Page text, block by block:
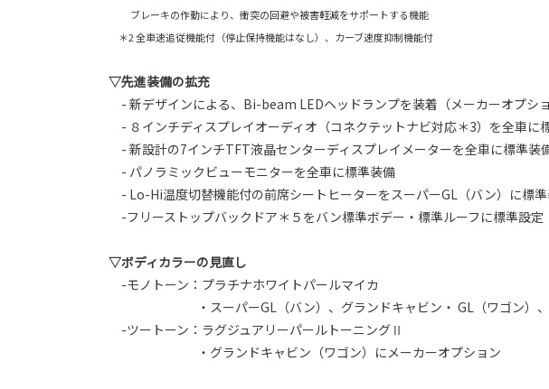
ブレーキの作動により、衝突の回避や被害軽減をサポートする機能
＊2 全車速追従機能付（停止保持機能はなし）、カーブ速度抑制機能付
▽先進装備の拡充
- 新デザインによる、Bi-beam LEDヘッドランプを装着（メーカーオプショ
- ８インチディスプレイオーディオ（コネクテットナビ対応＊3）を全車に
- 新設計の7インチTFT液晶センターディスプレイメーターを全車に標準装
- パノラミックビューモニターを全車に標準装備
- Lo-Hi温度切替機能付の前席シートヒーターをスーパーGL（バン）に標
-フリーストップバックドア＊５をバン標準ボデー・標準ルーフに標準設定
▽ボディカラーの見直し
-モノトーン：プラチナホワイトパールマイカ
・スーパーGL（バン）、グランドキャビン・ GL（ワゴン）、GL
-ツートーン：ラグジュアリーパールトーニングⅡ
・グランドキャビン（ワゴン）にメーカーオプション